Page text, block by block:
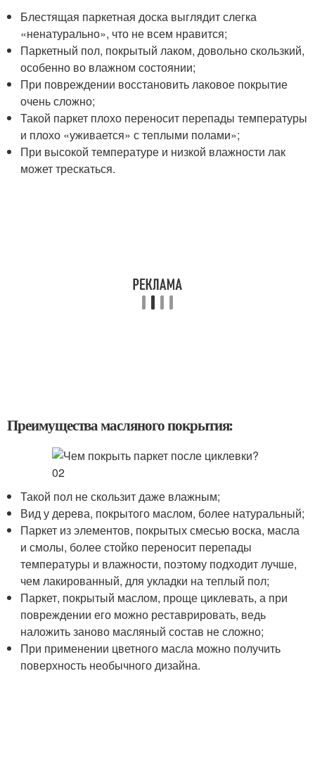
Блестящая паркетная доска выглядит слегка
«ненатурально», что не всем нравится;
Паркетный пол, покрытый лаком, довольно скользкий,
особенно во влажном состоянии;
При повреждении восстановить лаковое покрытие
очень сложно;
Такой паркет плохо переносит перепады температуры
и плохо «уживается» с теплыми полами»;
При высокой температуре и низкой влажности лак
может трескаться.
Преимущества масляного покрытия:
Такой пол не скользит даже влажным;
Вид у дерева, покрытого маслом, более натуральный;
Паркет из элементов, покрытых смесью воска, масла
и смолы, более стойко переносит перепады
температуры и влажности, поэтому подходит лучше,
чем лакированный, для укладки на теплый пол;
Паркет, покрытый маслом, проще циклевать, а при
повреждении его можно реставрировать, ведь
наложить заново масляный состав не сложно;
При применении цветного масла можно получить
поверхность необычного дизайна.